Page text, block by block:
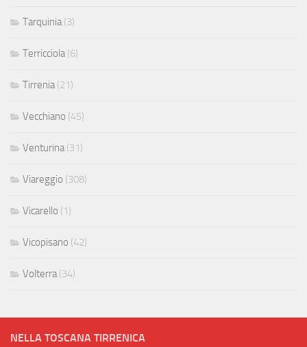
Tarquinia (3)
Terricciola (6)
Tirrenia (21)
Vecchiano (45)
Venturina (31)
Viareggio (308)
Vicarello (1)
Vicopisano (42)
Volterra (34)
NELLA TOSCANA TIRRENICA